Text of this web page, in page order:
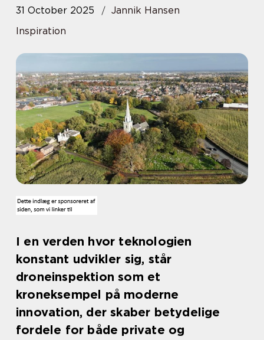
31 October 2025
Jannik Hansen
Inspiration
I en verden hvor teknologien
konstant udvikler sig, står
droneinspektion som et
kroneksempel på moderne
innovation, der skaber betydelige
fordele for både private og